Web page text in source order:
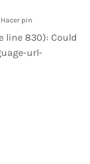
Hacer pin
en
line 830): Could
url-